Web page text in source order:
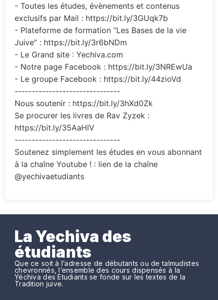
- Toutes les études, évènements et contenus
exclusifs par Mail : https://bit.ly/3GUqk7b
- Plateforme de formation “Les Bases de la vie
Juive” : https://bit.ly/3r6bNDm
- Le Grand site : Yechiva.com
- Notre page Facebook : https://bit.ly/3NREwUa
- Le groupe Facebook : https://bit.ly/44zioVd
-------------------------------
Nous soutenir : https://bit.ly/3hXd0Zk
Se procurer les livres de Rav Zyzek :
https://bit.ly/35AaHlV
-------------------------------
Soutenez simplement les études en vous abonnant
à la chaîne Youtube ! : lien de la chaîne
@yechivaetudiants
La Yechiva des
étudiants
Que ce soit à l’adresse de débutants ou de talmudistes
chevronnés, l’ensemble des cours dispensés à la
Yéchiva des Etudiants se fonde sur les textes de la
Tradition juive.